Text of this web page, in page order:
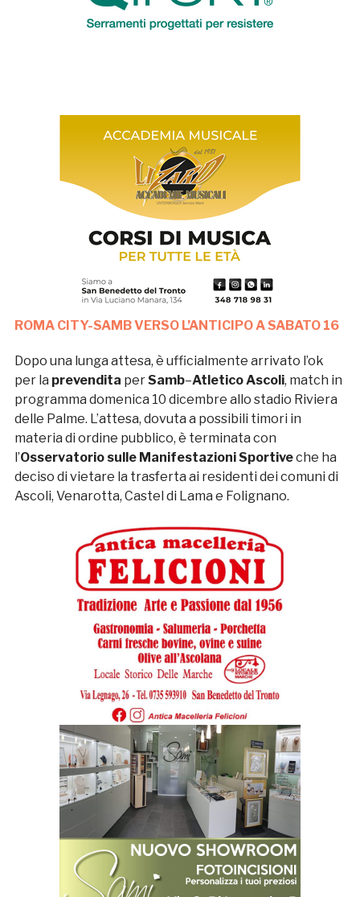
ROMA CITY-SAMB VERSO L’ANTICIPO A SABATO 16
Dopo una lunga attesa, è ufficialmente arrivato l’ok
per la prevendita perSamb–Atletico Ascoli, match in
programma domenica 10 dicembre allo stadio Riviera
delle Palme. L’attesa, dovuta a possibili timori in
materia di ordine pubblico, è terminata con
l’Osservatorio sulle Manifestazioni Sportiveche ha
deciso di vietare la trasferta ai residenti dei comuni di
Ascoli, Venarotta, Castel di Lama e Folignano.